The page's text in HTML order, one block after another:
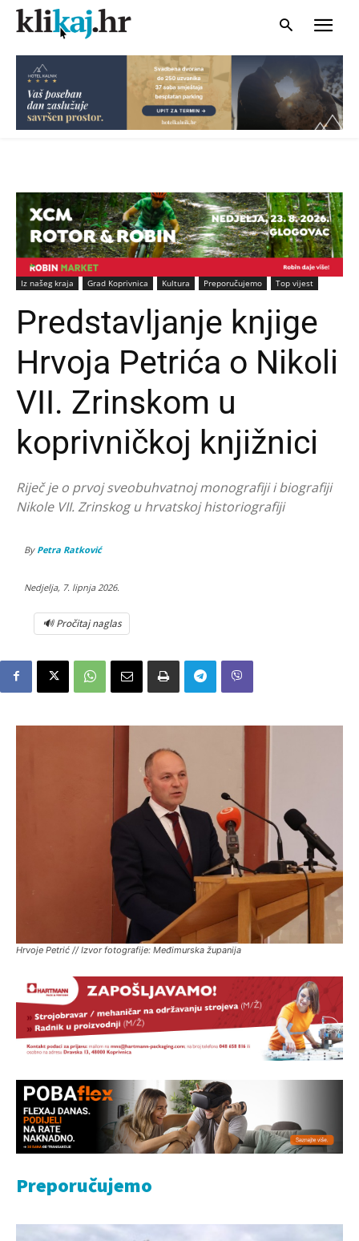
Iz našeg kraja Grad Koprivnica Kultura Preporučujemo Top vijest
Predstavljanje knjige
Hrvoja Petrića o Nikoli
VII. Zrinskom u
koprivničkoj knjižnici
Riječ je o prvoj sveobuhvatnoj monografiji i biografiji
Nikole VII. Zrinskog u hrvatskoj historiografiji
By Petra Ratković
Nedjelja, 7. lipnja 2026.
🔊 Pročitaj naglas
Hrvoje Petrić // Izvor fotografije: Međimurska županija
Preporučujemo